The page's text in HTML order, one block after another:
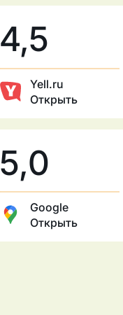
4,5
Yell.ru
Открыть
5,0
Google
Открыть